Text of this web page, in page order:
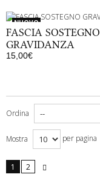
NUOVO
FASCIA SOSTEGNO
GRAVIDANZA
15,00€
Ordina
Mostra per pagina
1 2